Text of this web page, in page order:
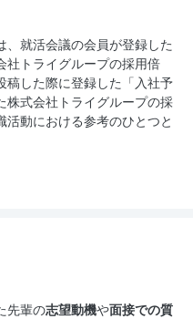
就活会議の会員が登録した
社トライグループの採用倍
稿した際に登録した「入社予
株式会社トライグループの採
動における参考のひとつと
先輩の志望動機や面接での質